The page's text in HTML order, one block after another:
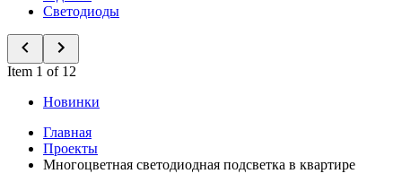
Светодиоды
Item 1 of 12
Новинки
Главная
Проекты
Многоцветная светодиодная подсветка в квартире